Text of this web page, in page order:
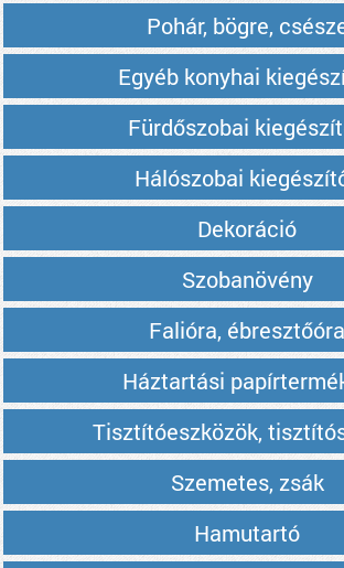
Pohár, bögre,
Egyéb konyhai
Fürdőszobai
Hálószobai
Dekoráció
Szobanövény
Falióra, ébresztőóra
Háztartási
Tisztítóeszközök,
Szemetes, zsák
Hamutartó